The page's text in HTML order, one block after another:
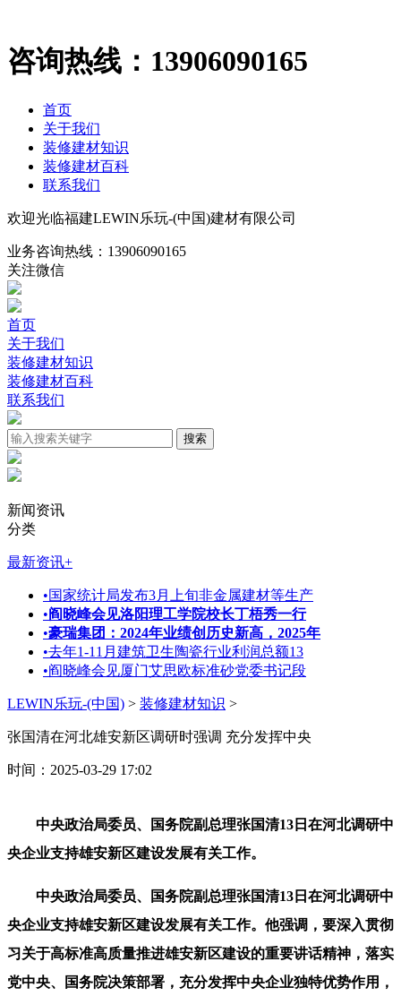
咨询热线： 13906090165
首页
关于我们
装修建材知识
装修建材百科
联系我们
欢迎光临福建LEWIN乐玩-(中国)建材有限公司
业务咨询热线： 13906090165
关注微信
首页
关于我们
装修建材知识
装修建材百科
联系我们
新闻资讯
分类
最新资讯+
•国家统计局发布3月上旬非金属建材等生产
•阎晓峰会见洛阳理工学院校长丁梧秀一行
•豪瑞集团：2024年业绩创历史新高，2025年
•去年1-11月建筑卫生陶瓷行业利润总额13
•阎晓峰会见厦门艾思欧标准砂党委书记段
LEWIN乐玩-(中国) > 装修建材知识 >
张国清在河北雄安新区调研时强调 充分发挥中央
时间：2025-03-29 17:02
中央政治局委员、国务院副总理张国清13日在河北调研中
央企业支持雄安新区建设发展有关工作。
中央政治局委员、国务院副总理张国清13日在河北调研中
央企业支持雄安新区建设发展有关工作。他强调，要深入贯彻
习关于高标准高质量推进雄安新区建设的重要讲话精神，落实
党中央、国务院决策部署，充分发挥中央企业独特优势作用，